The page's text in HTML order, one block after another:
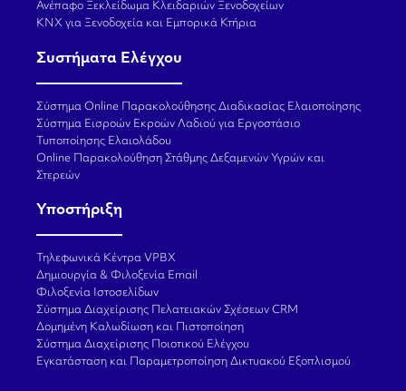
Ανέπαφο Ξεκλείδωμα Κλειδαριών Ξενοδοχείων
KNX για Ξενοδοχεία και Εμπορικά Κτήρια
Συστήματα Ελέγχου
Σύστημα Online Παρακολούθησης Διαδικασίας Ελαιοποίησης
Σύστημα Εισροών Εκροών Λαδιού για Εργοστάσιο
Τυποποίησης Ελαιολάδου
Online Παρακολούθηση Στάθμης Δεξαμενών Υγρών και
Στερεών
Υποστήριξη
Τηλεφωνικά Κέντρα VPBX
Δημιουργία & Φιλοξενία Email
Φιλοξενία Ιστοσελίδων
Σύστημα Διαχείρισης Πελατειακών Σχέσεων CRM
Δομημένη Καλωδίωση και Πιστοποίηση
Σύστημα Διαχείρισης Ποιοτικού Ελέγχου
Εγκατάσταση και Παραμετροποίηση Δικτυακού Εξοπλισμού